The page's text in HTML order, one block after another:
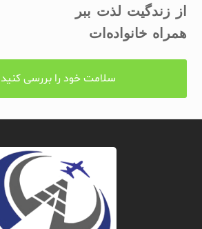
از زندگیت لذت ببر
همراه خانواده‌ات
سلامت خود را بررسی کنید